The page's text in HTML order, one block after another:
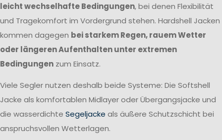
leicht wechselhafte Bedingungen, bei denen Flexibilität
und Tragekomfort im Vordergrund stehen. Hardshell Jacken
kommen dagegen bei starkem Regen, rauem Wetter
oder längeren Aufenthalten unter extremen
Bedingungen zum Einsatz.
Viele Segler nutzen deshalb beide Systeme: Die Softshell
Jacke als komfortablen Midlayer oder Übergangsjacke und
die wasserdichte Segeljacke als äußere Schutzschicht bei
anspruchsvollen Wetterlagen.